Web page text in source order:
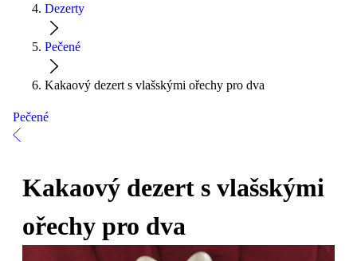
Dezerty
Pečené
Kakaový dezert s vlašskými ořechy pro dva
Pečené
Kakaový dezert s vlašskými
ořechy pro dva